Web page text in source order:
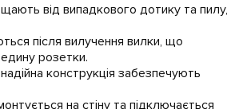
від випадкового дотику та пилу,
після вилучення вилки, що
розетки.
конструкція забезпечують
на стіну та підключається